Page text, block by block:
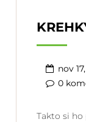
nov
0
Takto si ho